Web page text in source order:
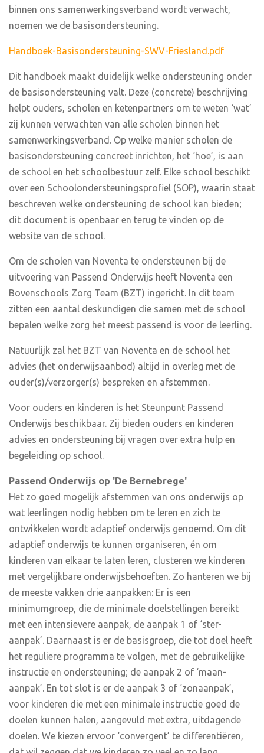
binnen ons samenwerkingsverband wordt verwacht,
noemen we de basisondersteuning.
Handboek-Basisondersteuning-SWV-Friesland.pdf
Dit handboek maakt duidelijk welke ondersteuning onder
de basisondersteuning valt. Deze (concrete) beschrijving
helpt ouders, scholen en ketenpartners om te weten ‘wat’
zij kunnen verwachten van alle scholen binnen het
samenwerkingsverband. Op welke manier scholen de
basisondersteuning concreet inrichten, het ‘hoe’, is aan
de school en het schoolbestuur zelf. Elke school beschikt
over een Schoolondersteuningsprofiel (SOP), waarin staat
beschreven welke ondersteuning de school kan bieden;
dit document is openbaar en terug te vinden op de
website van de school.
Om de scholen van Noventa te ondersteunen bij de
uitvoering van Passend Onderwijs heeft Noventa een
Bovenschools Zorg Team (BZT) ingericht. In dit team
zitten een aantal deskundigen die samen met de school
bepalen welke zorg het meest passend is voor de leerling.
Natuurlijk zal het BZT van Noventa en de school het
advies (het onderwijsaanbod) altijd in overleg met de
ouder(s)/verzorger(s) bespreken en afstemmen.
Voor ouders en kinderen is het Steunpunt Passend
Onderwijs beschikbaar. Zij bieden ouders en kinderen
advies en ondersteuning bij vragen over extra hulp en
begeleiding op school.
Passend Onderwijs op 'De Bernebrege'
Het zo goed mogelijk afstemmen van ons onderwijs op
wat leerlingen nodig hebben om te leren en zich te
ontwikkelen wordt adaptief onderwijs genoemd. Om dit
adaptief onderwijs te kunnen organiseren, én om
kinderen van elkaar te laten leren, clusteren we kinderen
met vergelijkbare onderwijsbehoeften. Zo hanteren we bij
de meeste vakken drie aanpakken: Er is een
minimumgroep, die de minimale doelstellingen bereikt
met een intensievere aanpak, de aanpak 1 of ‘ster-
aanpak’. Daarnaast is er de basisgroep, die tot doel heeft
het reguliere programma te volgen, met de gebruikelijke
instructie en ondersteuning; de aanpak 2 of ‘maan-
aanpak’. En tot slot is er de aanpak 3 of ‘zonaanpak’,
voor kinderen die met een minimale instructie goed de
doelen kunnen halen, aangevuld met extra, uitdagende
doelen. We kiezen ervoor ‘convergent’ te differentiëren,